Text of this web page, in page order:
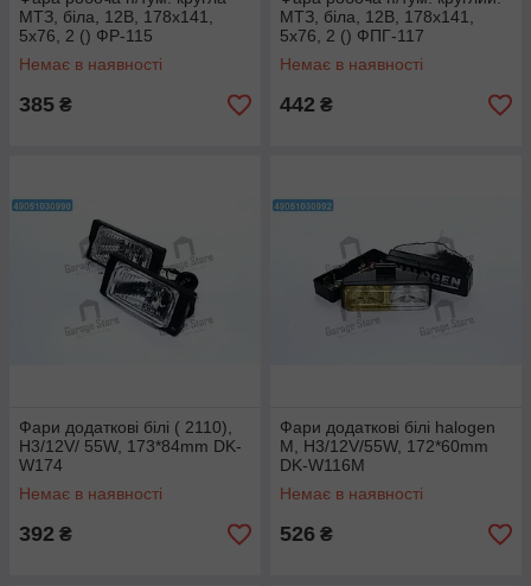
МТЗ, біла, 12В, 178х141,
5х76, 2 () ФР-115
Немає в наявності
385 ₴
МТЗ, біла, 12В, 178х141,
5х76, 2 () ФПГ-117
Немає в наявності
442 ₴
Фари додаткові білі ( 2110),
H3/12V/ 55W, 173*84mm DK-
W174
Немає в наявності
392 ₴
Фари додаткові білі halogen
M, H3/12V/55W, 172*60mm
DK-W116M
Немає в наявності
526 ₴